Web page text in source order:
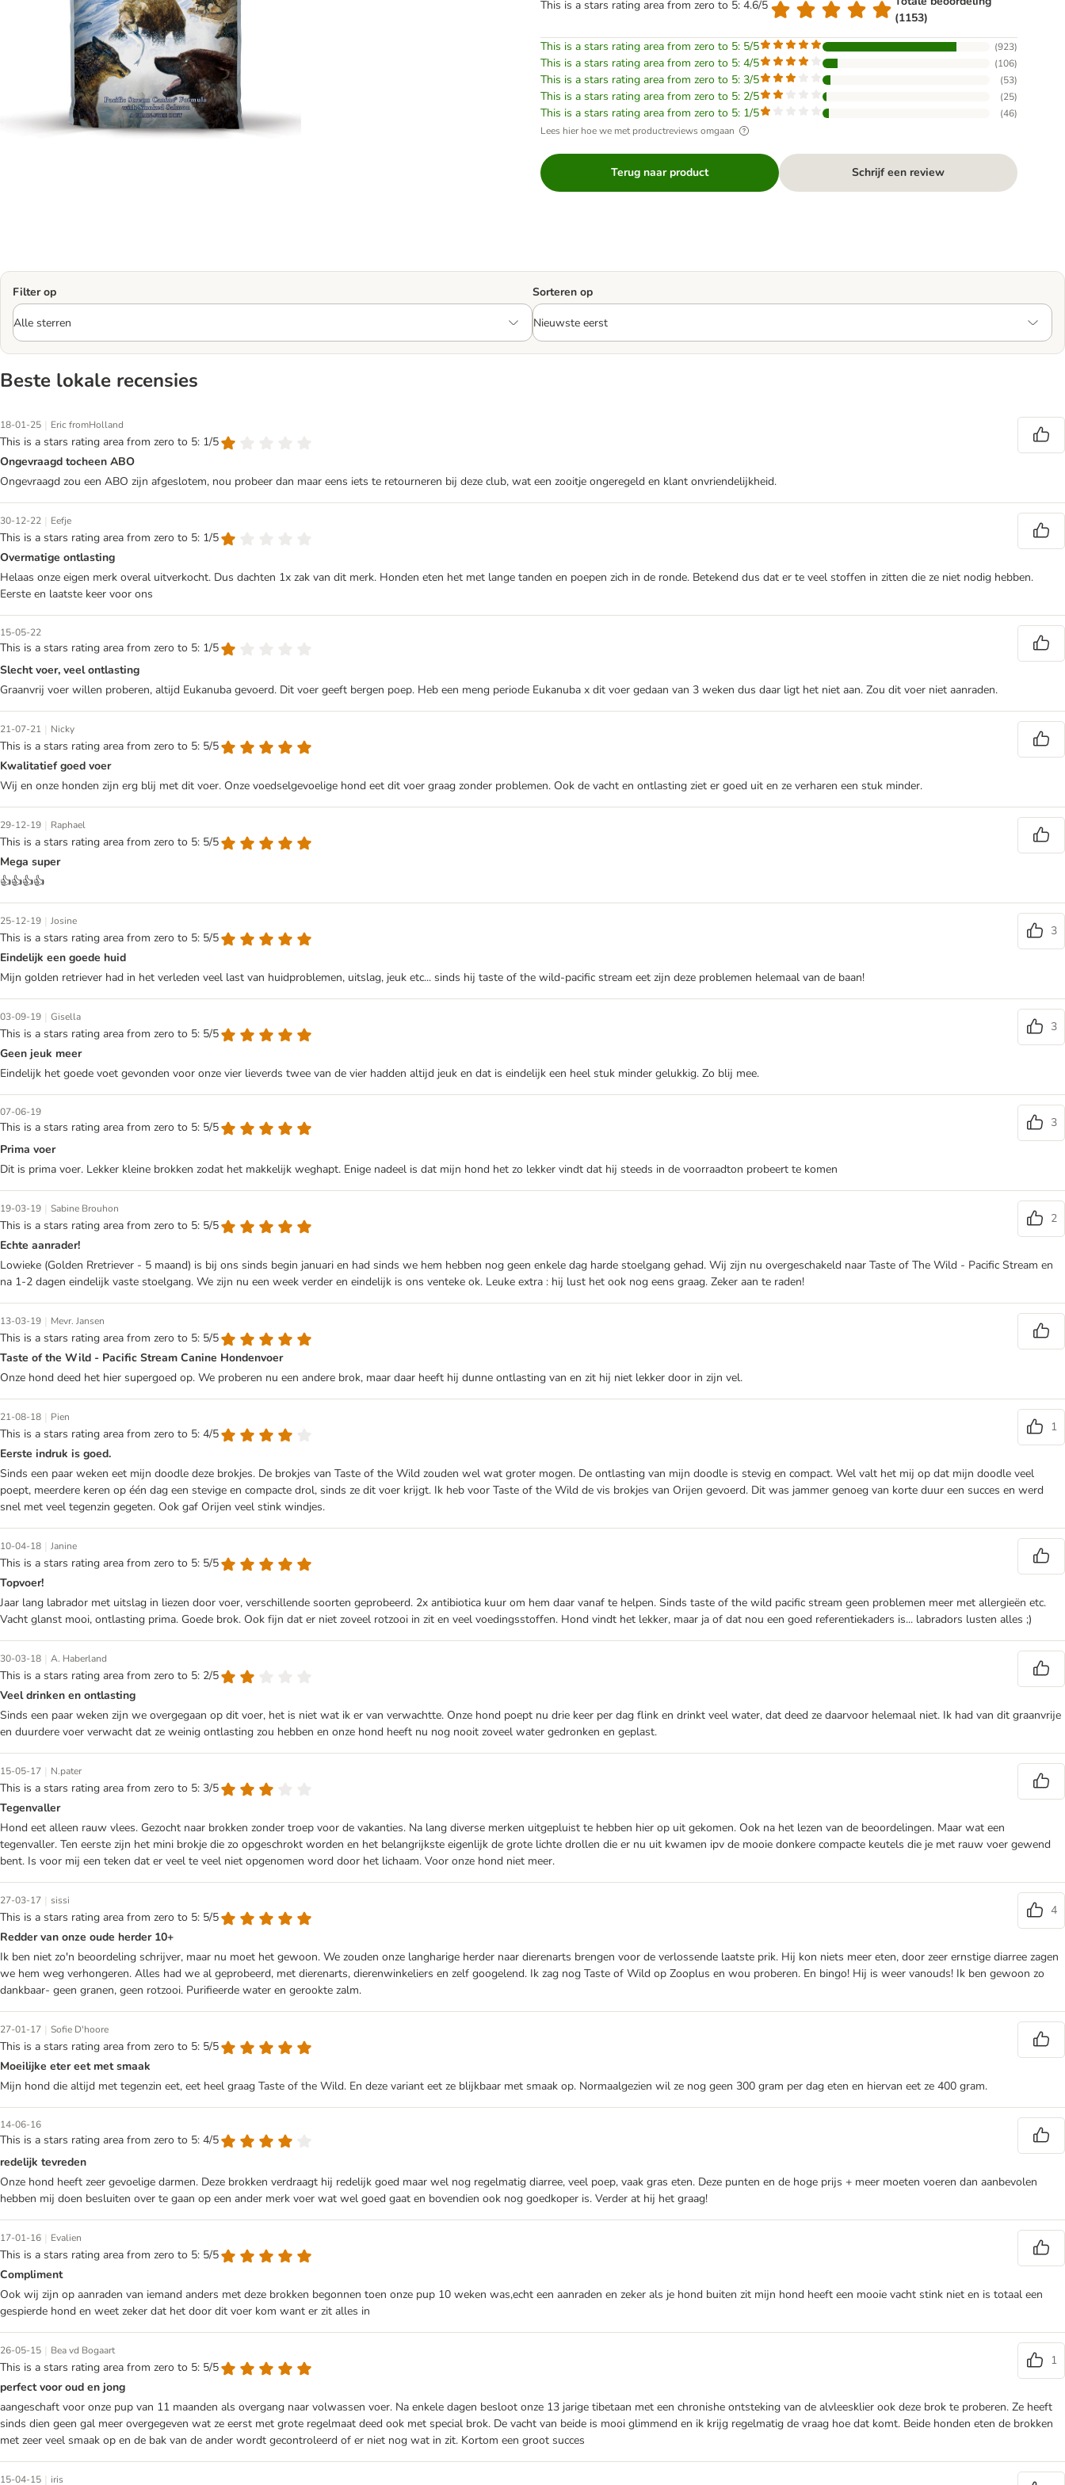
This is a stars rating area from zero to 5: 4.6/5
(1153)
This is a stars rating area from zero to 5: 5/5
(923)
This is a stars rating area from zero to 5: 4/5 (106)
This is a stars rating area from zero to 5: 3/5 (53)
This is a stars rating area from zero to 5: 2/5 (25)
This is a stars rating area from zero to 5: 1/5 (46)
Lees hier hoe we met productreviews omgaan
Terug naar product Schrijf een review
Filter op Sorteren op
Beste lokale recensies
18-01-25 | Eric fromHolland
This is a stars rating area from zero to 5: 1/5
Ongevraagd tocheen ABO
Ongevraagd zou een ABO zijn afgeslotem, nou probeer dan maar eens iets te retourneren bij deze club, wat een zooitje ongeregeld en klant onvriendelijkheid.
30-12-22 | Eefje
This is a stars rating area from zero to 5: 1/5
Overmatige ontlasting
Helaas onze eigen merk overal uitverkocht. Dus dachten 1x zak van dit merk. Honden eten het met lange tanden en poepen zich in de ronde. Betekend dus dat er te veel stoffen in zitten die ze niet nodig hebben.
Eerste en laatste keer voor ons
15-05-22
This is a stars rating area from zero to 5: 1/5
Slecht voer, veel ontlasting
Graanvrij voer willen proberen, altijd Eukanuba gevoerd. Dit voer geeft bergen poep. Heb een meng periode Eukanuba x dit voer gedaan van 3 weken dus daar ligt het niet aan. Zou dit voer niet aanraden.
21-07-21 | Nicky
This is a stars rating area from zero to 5: 5/5
Kwalitatief goed voer
Wij en onze honden zijn erg blij met dit voer. Onze voedselgevoelige hond eet dit voer graag zonder problemen. Ook de vacht en ontlasting ziet er goed uit en ze verharen een stuk minder.
29-12-19 | Raphael
This is a stars rating area from zero to 5: 5/5
Mega super
👍👍👍👍
25-12-19 | Josine
This is a stars rating area from zero to 5: 5/5
3
Eindelijk een goede huid
Mijn golden retriever had in het verleden veel last van huidproblemen, uitslag, jeuk etc... sinds hij taste of the wild-pacific stream eet zijn deze problemen helemaal van de baan!
03-09-19 | Gisella
This is a stars rating area from zero to 5: 5/5
3
Geen jeuk meer
Eindelijk het goede voet gevonden voor onze vier lieverds twee van de vier hadden altijd jeuk en dat is eindelijk een heel stuk minder gelukkig. Zo blij mee.
07-06-19
This is a stars rating area from zero to 5: 5/5
3
Prima voer
Dit is prima voer. Lekker kleine brokken zodat het makkelijk weghapt. Enige nadeel is dat mijn hond het zo lekker vindt dat hij steeds in de voorraadton probeert te komen
19-03-19 | Sabine Brouhon
This is a stars rating area from zero to 5: 5/5
2
Echte aanrader!
Lowieke (Golden Rretriever - 5 maand) is bij ons sinds begin januari en had sinds we hem hebben nog geen enkele dag harde stoelgang gehad. Wij zijn nu overgeschakeld naar Taste of The Wild - Pacific Stream en
na 1-2 dagen eindelijk vaste stoelgang. We zijn nu een week verder en eindelijk is ons venteke ok. Leuke extra : hij lust het ook nog eens graag. Zeker aan te raden!
13-03-19 | Mevr. Jansen
This is a stars rating area from zero to 5: 5/5
Taste of the Wild - Pacific Stream Canine Hondenvoer
Onze hond deed het hier supergoed op. We proberen nu een andere brok, maar daar heeft hij dunne ontlasting van en zit hij niet lekker door in zijn vel.
21-08-18 | Pien
This is a stars rating area from zero to 5: 4/5
1
Eerste indruk is goed.
Sinds een paar weken eet mijn doodle deze brokjes. De brokjes van Taste of the Wild zouden wel wat groter mogen. De ontlasting van mijn doodle is stevig en compact. Wel valt het mij op dat mijn doodle veel
poept, meerdere keren op één dag een stevige en compacte drol, sinds ze dit voer krijgt. Ik heb voor Taste of the Wild de vis brokjes van Orijen gevoerd. Dit was jammer genoeg van korte duur een succes en werd
snel met veel tegenzin gegeten. Ook gaf Orijen veel stink windjes.
10-04-18 | Janine
This is a stars rating area from zero to 5: 5/5
Topvoer!
Jaar lang labrador met uitslag in liezen door voer, verschillende soorten geprobeerd. 2x antibiotica kuur om hem daar vanaf te helpen. Sinds taste of the wild pacific stream geen problemen meer met allergieën etc.
Vacht glanst mooi, ontlasting prima. Goede brok. Ook fijn dat er niet zoveel rotzooi in zit en veel voedingsstoffen. Hond vindt het lekker, maar ja of dat nou een goed referentiekaders is... labradors lusten alles ;)
30-03-18 | A. Haberland
This is a stars rating area from zero to 5: 2/5
Veel drinken en ontlasting
Sinds een paar weken zijn we overgegaan op dit voer, het is niet wat ik er van verwachtte. Onze hond poept nu drie keer per dag flink en drinkt veel water, dat deed ze daarvoor helemaal niet. Ik had van dit graanvrije
en duurdere voer verwacht dat ze weinig ontlasting zou hebben en onze hond heeft nu nog nooit zoveel water gedronken en geplast.
15-05-17 | N.pater
This is a stars rating area from zero to 5: 3/5
Tegenvaller
Hond eet alleen rauw vlees. Gezocht naar brokken zonder troep voor de vakanties. Na lang diverse merken uitgepluist te hebben hier op uit gekomen. Ook na het lezen van de beoordelingen. Maar wat een
tegenvaller. Ten eerste zijn het mini brokje die zo opgeschrokt worden en het belangrijkste eigenlijk de grote lichte drollen die er nu uit kwamen ipv de mooie donkere compacte keutels die je met rauw voer gewend
bent. Is voor mij een teken dat er veel te veel niet opgenomen word door het lichaam. Voor onze hond niet meer.
27-03-17 | sissi
This is a stars rating area from zero to 5: 5/5
4
Redder van onze oude herder 10+
Ik ben niet zo'n beoordeling schrijver, maar nu moet het gewoon. We zouden onze langharige herder naar dierenarts brengen voor de verlossende laatste prik. Hij kon niets meer eten, door zeer ernstige diarree zagen
we hem weg verhongeren. Alles had we al geprobeerd, met dierenarts, dierenwinkeliers en zelf googelend. Ik zag nog Taste of Wild op Zooplus en wou proberen. En bingo! Hij is weer vanouds! Ik ben gewoon zo
dankbaar- geen granen, geen rotzooi. Purifieerde water en gerookte zalm.
27-01-17 | Sofie D'hoore
This is a stars rating area from zero to 5: 5/5
Moeilijke eter eet met smaak
Mijn hond die altijd met tegenzin eet, eet heel graag Taste of the Wild. En deze variant eet ze blijkbaar met smaak op. Normaalgezien wil ze nog geen 300 gram per dag eten en hiervan eet ze 400 gram.
14-06-16
This is a stars rating area from zero to 5: 4/5
redelijk tevreden
Onze hond heeft zeer gevoelige darmen. Deze brokken verdraagt hij redelijk goed maar wel nog regelmatig diarree, veel poep, vaak gras eten. Deze punten en de hoge prijs + meer moeten voeren dan aanbevolen
hebben mij doen besluiten over te gaan op een ander merk voer wat wel goed gaat en bovendien ook nog goedkoper is. Verder at hij het graag!
17-01-16 | Evalien
This is a stars rating area from zero to 5: 5/5
Compliment
Ook wij zijn op aanraden van iemand anders met deze brokken begonnen toen onze pup 10 weken was,echt een aanraden en zeker als je hond buiten zit mijn hond heeft een mooie vacht stink niet en is totaal een
gespierde hond en weet zeker dat het door dit voer kom want er zit alles in
26-05-15 | Bea vd Bogaart
This is a stars rating area from zero to 5: 5/5
1
perfect voor oud en jong
aangeschaft voor onze pup van 11 maanden als overgang naar volwassen voer. Na enkele dagen besloot onze 13 jarige tibetaan met een chronishe ontsteking van de alvleesklier ook deze brok te proberen. Ze heeft
sinds dien geen gal meer overgegeven wat ze eerst met grote regelmaat deed ook met special brok. De vacht van beide is mooi glimmend en ik krijg regelmatig de vraag hoe dat komt. Beide honden eten de brokken
met zeer veel smaak op en de bak van de ander wordt gecontroleerd of er niet nog wat in zit. Kortom een groot succes
15-04-15 | iris